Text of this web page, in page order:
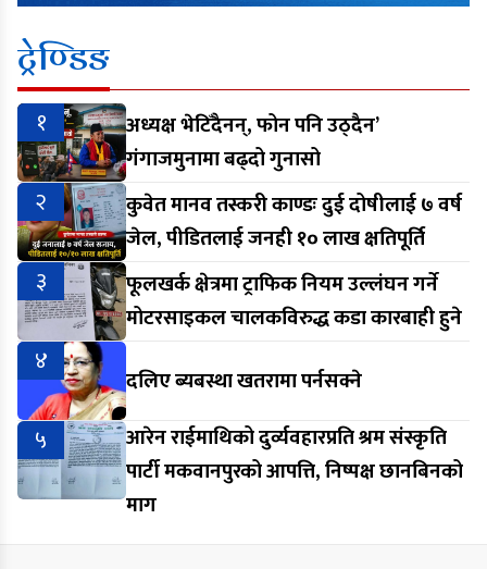
ट्रेण्डिङ
१
अध्यक्ष भेटिँदैनन्, फोन पनि उठ्दैन’
गंगाजमुनामा बढ्दो गुनासो
२
कुवेत मानव तस्करी काण्डः दुई दोषीलाई ७ वर्ष
जेल, पीडितलाई जनही १० लाख क्षतिपूर्ति
३
फूलखर्क क्षेत्रमा ट्राफिक नियम उल्लंघन गर्ने
मोटरसाइकल चालकविरुद्ध कडा कारबाही हुने
४
दलिए ब्यबस्था खतरामा पर्नसक्ने
५
आरेन राईमाथिको दुर्व्यवहारप्रति श्रम संस्कृति
पार्टी मकवानपुरको आपत्ति, निष्पक्ष छानबिनको
माग